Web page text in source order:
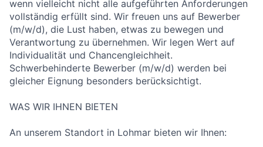
wenn vielleicht nicht alle aufgeführten Anforderungen
vollständig erfüllt sind. Wir freuen uns auf Bewerber
(m/w/d), die Lust haben, etwas zu bewegen und
Verantwortung zu übernehmen. Wir legen Wert auf
Individualität und Chancengleichheit.
Schwerbehinderte Bewerber (m/w/d) werden bei
gleicher Eignung besonders berücksichtigt.
WAS WIR IHNEN BIETEN
An unserem Standort in Lohmar bieten wir Ihnen: